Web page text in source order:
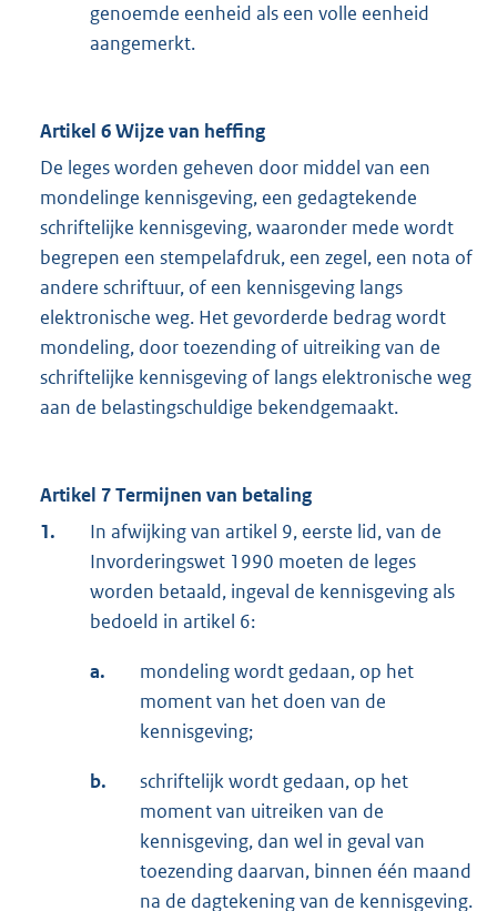
genoemde eenheid als een volle eenheid
aangemerkt.
Artikel 6 Wijze van heffing
De leges worden geheven door middel van een
mondelinge kennisgeving, een gedagtekende
schriftelijke kennisgeving, waaronder mede wordt
begrepen een stempelafdruk, een zegel, een nota of
andere schriftuur, of een kennisgeving langs
elektronische weg. Het gevorderde bedrag wordt
mondeling, door toezending of uitreiking van de
schriftelijke kennisgeving of langs elektronische weg
aan de belastingschuldige bekendgemaakt.
Artikel 7 Termijnen van betaling
1.
In afwijking van artikel 9, eerste lid, van de
Invorderingswet 1990 moeten de leges
worden betaald, ingeval de kennisgeving als
bedoeld in artikel 6:
a.
mondeling wordt gedaan, op het
moment van het doen van de
kennisgeving;
b.
schriftelijk wordt gedaan, op het
moment van uitreiken van de
kennisgeving, dan wel in geval van
toezending daarvan, binnen één maand
na de dagtekening van de kennisgeving.